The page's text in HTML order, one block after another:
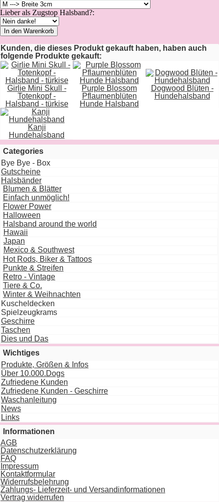
Lieber als Zugstop Halsband?:
In den Warenkorb
Kunden, die dieses Produkt gekauft haben, haben auch
folgende Produkte gekauft:
Girlie Mini Skull -
Totenkopf -
Halsband - türkise
Purple Blossom
Pflaumenblüten
Hunde Halsband
Dogwood Blüten -
Hundehalsband
Kanji
Hundehalsband
Categories
Bye Bye - Box
Gutscheine
Halsbänder
Blumen & Blätter
Einfach unmöglich!
Flower Power
Halloween
Halsband around the world
Hawaii
Japan
Mexico & Southwest
Hot Rods, Biker & Tattoos
Punkte & Streifen
Retro - Vintage
Tiere & Co.
Winter & Weihnachten
Kuscheldecken
Spielzeugkrams
Geschirre
Taschen
Dies und Das
Wichtiges
Produkte, Größen & Infos
Über 10.000.Dogs
Zufriedene Kunden
Zufriedene Kunden - Geschirre
Waschanleitung
News
Links
Informationen
AGB
Datenschutzerklärung
FAQ
Impressum
Kontaktformular
Widerrufsbelehrung
Zahlungs- Lieferzeit- und Versandinformationen
Vertrag widerrufen